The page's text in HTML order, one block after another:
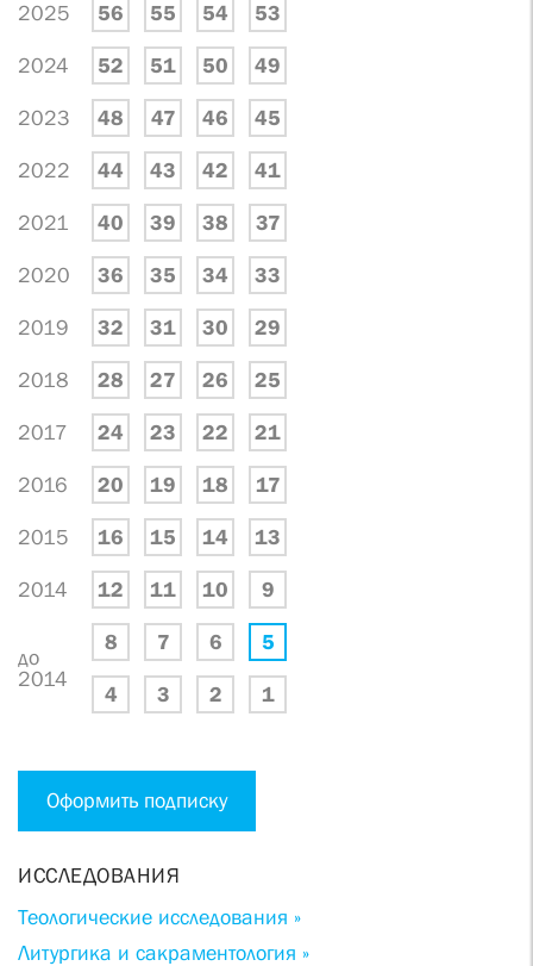
2025 56 55 54 53
2024 52 51 50 49
2023 48 47 46 45
2022 44 43 42 41
2021 40 39 38 37
2020 36 35 34 33
2019 32 31 30 29
2018 28 27 26 25
2017 24 23 22 21
2016 20 19 18 17
2015 16 15 14 13
2014 12 11 10 9
до
2014
8 7 6 5
4 3 2 1
Оформить подписку
ИССЛЕДОВАНИЯ
Теологические исследования »
Литургика и сакраментология »